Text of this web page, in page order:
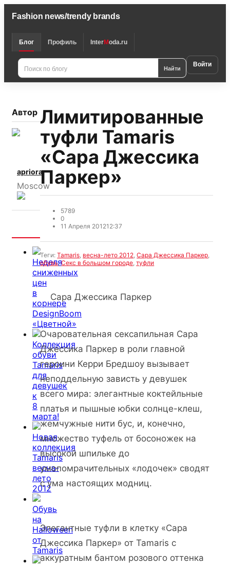
Fashion news/trendy brands
Блог Профиль InterModa.ru
Найти Войти
Автор
apriora
Моscow
Интересно
Неделя
сниженных
цен
в
корнере
DesignBoom
«Цветной»
Коллекция
обуви
Tamaris
для
девушек
к
8
марта!
Новая
коллекция
Tamaris
весна-
лето
2012
Обувь
на
Halloween
от
Tamaris
Лимитированные
туфли Tamaris
«Сара Джессика
Паркер»
5789
0
11 Апреля 201212:37
Теги:Tamaris, весна-лето 2012,Сара Джессика Паркер,
обувь,Секс в большом городе,туфли
Сара Джессика Паркер
Очаровательная сексапильная Сара
Джессика Паркер в роли главной
героини Керри Бредшоу вызывает
неподдельную зависть у девушек
всего мира: элегантные коктейльные
платья и пышные юбки солнце-клеш,
жемчужные нити бус, и, конечно,
множество туфель от босоножек на
высокой шпильке до
умопомрачительных «лодочек» сводят
с ума настоящих модниц.
Элегантные туфли в клетку «Сара
Джессика Паркер» от Tamaris с
аккуратным бантом розового оттенка